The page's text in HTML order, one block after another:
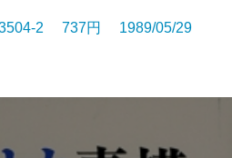
2 737円 1989/05/29